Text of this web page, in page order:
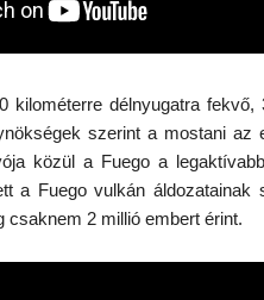
kilométerre délnyugatra
szerint a mostani az
közül a Fuego a
a Fuego vulkán
csaknem 2 millió embert érint.